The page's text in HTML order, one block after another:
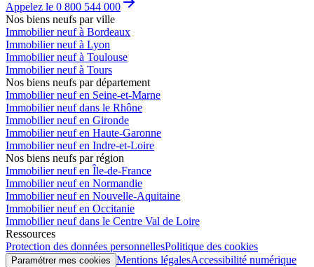
Appelez le 0 800 544 000
Nos biens neufs par ville
Immobilier neuf à Bordeaux
Immobilier neuf à Lyon
Immobilier neuf à Toulouse
Immobilier neuf à Tours
Nos biens neufs par département
Immobilier neuf en Seine-et-Marne
Immobilier neuf dans le Rhône
Immobilier neuf en Gironde
Immobilier neuf en Haute-Garonne
Immobilier neuf en Indre-et-Loire
Nos biens neufs par région
Immobilier neuf en Île-de-France
Immobilier neuf en Normandie
Immobilier neuf en Nouvelle-Aquitaine
Immobilier neuf en Occitanie
Immobilier neuf dans le Centre Val de Loire
Ressources
Protection des données personnellesPolitique des cookies
Paramétrer mes cookies Mentions légalesAccessibilité numérique